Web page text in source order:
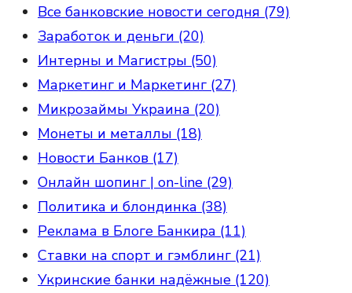
Все банковские новости сегодня (79)
Заработок и деньги (20)
Интерны и Магистры (50)
Маркетинг и Маркетинг (27)
Микрозаймы Украина (20)
Монеты и металлы (18)
Новости Банков (17)
Онлайн шопинг | on-line (29)
Политика и блондинка (38)
Реклама в Блоге Банкира (11)
Ставки на спорт и гэмблинг (21)
Укринские банки надёжные (120)